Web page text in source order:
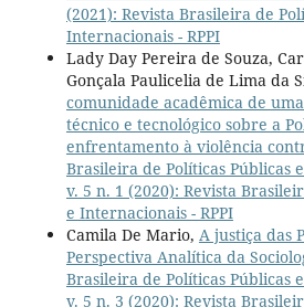
(2021): Revista Brasileira de
Internacionais - RPPI
Lady Day Pereira de Souza,
Gonçala Paulicelia de Lima da
comunidade acadêmica de
técnico e tecnológico sobre a
enfrentamento à violência
Brasileira de Políticas Públicas
v. 5 n. 1 (2020): Revista
e Internacionais - RPPI
Camila De Mario, A justiça das
Perspectiva Analítica da
Brasileira de Políticas Públicas
v. 5 n. 3 (2020): Revista